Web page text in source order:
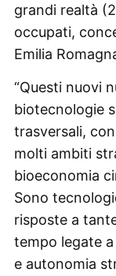
grandi realtà
occupati,
Emilia
“Questi nuovi
biotecnologie
trasversali,
molti ambiti
bioeconomia
Sono
risposte a
tempo legate
e autonomia